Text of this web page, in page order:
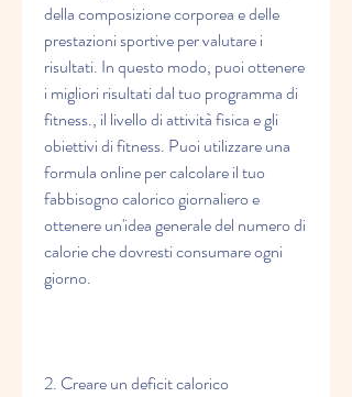
della composizione corporea e delle
prestazioni sportive per valutare i
risultati. In questo modo, puoi ottenere
i migliori risultati dal tuo programma di
fitness., il livello di attività fisica e gli
obiettivi di fitness. Puoi utilizzare una
formula online per calcolare il tuo
fabbisogno calorico giornaliero e
ottenere un'idea generale del numero di
calorie che dovresti consumare ogni
giorno.
2. Creare un deficit calorico